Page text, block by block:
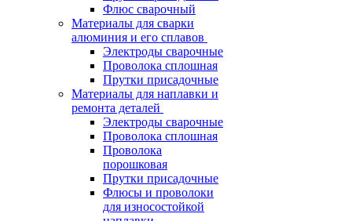
Флюс сварочный
Материалы для сварки
алюминия и его сплавов
Электроды сварочные
Проволока сплошная
Прутки присадочные
Материалы для наплавки и
ремонта деталей
Электроды сварочные
Проволока сплошная
Проволока
порошковая
Прутки присадочные
Флюсы и проволоки
для износостойкой